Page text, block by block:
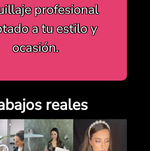
profesional
a tu estilo y
ocasión.
reales